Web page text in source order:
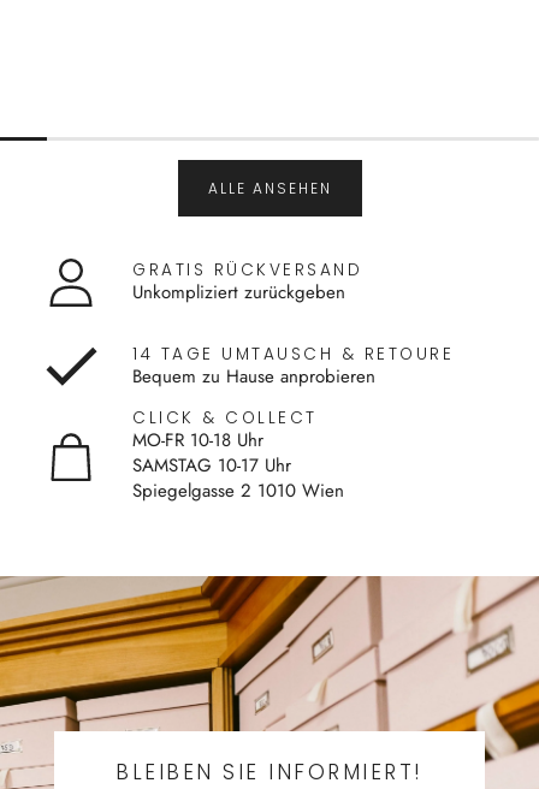
ALLE ANSEHEN
GRATIS RÜCKVERSAND
Unkompliziert zurückgeben
14 TAGE UMTAUSCH & RETOURE
Bequem zu Hause anprobieren
CLICK & COLLECT
MO-FR 10-18 Uhr
SAMSTAG 10-17 Uhr
Spiegelgasse 2 1010 Wien
BLEIBEN SIE INFORMIERT!